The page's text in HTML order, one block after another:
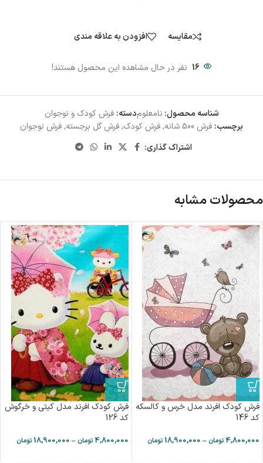
مقایسه افزودن به علاقه مندی
16 نفر در حال مشاهده این محصول هستند!
شناسه محصول: نامعلومدسته: فرش کودک و نوجوان
برچسب: فرش 500 شانه ,فرش کودک,فرش گل برجسته,فرش نوجوان
اشتراک گذاری:
محصولات مشابه
فرش کودک افرند مدل خرس و کالسکه
کد 146
4,800,000 تومان–
18,900,000 تومان
فرش کودک افرند مدل کیتی و خرگوش
کد 126
4,800,000 تومان–
18,900,000 تومان